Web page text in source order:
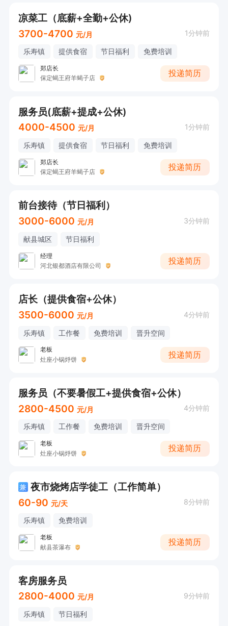
凉菜工（底薪+全勤+公休)
3700-4700 元/月 1分钟前
乐寿镇 提供食宿 节日福利 免费培训
郑店长
保定蝎王府羊蝎子店
投递简历
服务员(底薪+提成+公休)
4000-4500 元/月 1分钟前
乐寿镇 提供食宿 节日福利 免费培训
郑店长
保定蝎王府羊蝎子店
投递简历
前台接待（节日福利）
3000-6000 元/月 3分钟前
献县城区 节日福利
经理
河北银都酒店有限公司
投递简历
店长（提供食宿+公休）
3500-6000 元/月 4分钟前
乐寿镇 工作餐 免费培训 晋升空间
老板
灶座小锅烀饼
投递简历
服务员（不要暑假工+提供食宿+公休）
2800-4500 元/月 4分钟前
乐寿镇 工作餐 免费培训 晋升空间
老板
灶座小锅烀饼
投递简历
兼 夜市烧烤店学徒工（工作简单）
60-90 元/天 8分钟前
乐寿镇 免费培训
老板
献县茶瀑布
投递简历
客房服务员
2800-4000 元/月 9分钟前
乐寿镇 节日福利